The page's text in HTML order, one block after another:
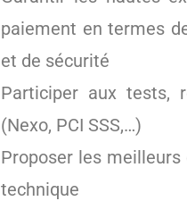
paiement en termes
et de sécurité
Participer aux tests,
(Nexo, PCI SSS,…)
Proposer les
technique